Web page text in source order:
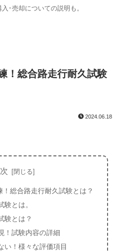
･売却についての説明も。
！総合路走行耐久試験
2024.06.18
！総合路走行耐久試験とは？
験とは。
験とは？
！試験内容の詳細
い！様々な評価項目